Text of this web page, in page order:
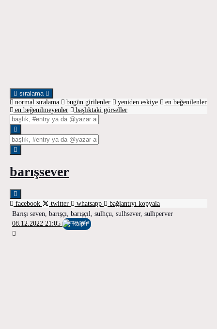
sıralama
normal sıralama
bugün girilenler yeniden eskiye
en beğenilenler
en beğenilmeyenler
başlıktaki görseller
barışsever
facebook twitter whatsapp
bağlantıyı kopyala
Barışı seven, barışçı, barışçıl, sulhçu, sulhsever, sulhperver
08.12.2022 21:05
kalpir